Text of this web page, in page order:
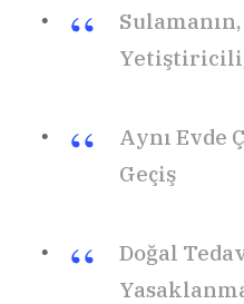
Aynı Evde
Geçiş
Doğal